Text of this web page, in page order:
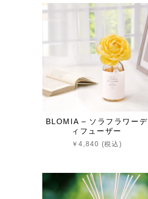
BLOMIA – ソラフラワーデ
ィフューザー
￥4,840 (税込)